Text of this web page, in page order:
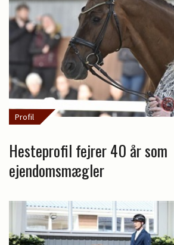
Profil
Hesteprofil fejrer 40 år som
ejendomsmægler